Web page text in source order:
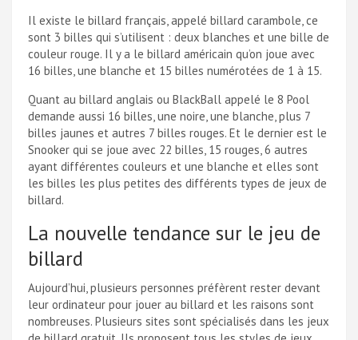
Il existe le billard français, appelé billard carambole, ce
sont 3 billes qui s’utilisent : deux blanches et une bille de
couleur rouge. Il y a le billard américain qu’on joue avec
16 billes, une blanche et 15 billes numérotées de 1 à 15.
Quant au billard anglais ou BlackBall appelé le 8 Pool
demande aussi 16 billes, une noire, une blanche, plus 7
billes jaunes et autres 7 billes rouges. Et le dernier est le
Snooker qui se joue avec 22 billes, 15 rouges, 6 autres
ayant différentes couleurs et une blanche et elles sont
les billes les plus petites des différents types de jeux de
billard.
La nouvelle tendance sur le jeu de
billard
Aujourd’hui, plusieurs personnes préfèrent rester devant
leur ordinateur pour jouer au billard et les raisons sont
nombreuses. Plusieurs sites sont spécialisés dans les jeux